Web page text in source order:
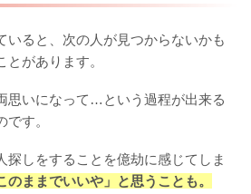
いると、次の人が見つからないかも
とがあります。
思いになって…という過程が出来る
す。
探しをすることを億劫に感じてしま
のままでいいや」と思うことも。